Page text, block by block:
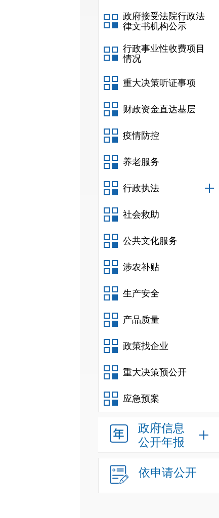
政府接受法院行政法
律文书机构公示
行政事业性收费项目
情况
重大决策听证事项
财政资金直达基层
疫情防控
养老服务
行政执法
社会救助
公共文化服务
涉农补贴
生产安全
产品质量
政策找企业
重大决策预公开
应急预案
政府信息
公开年报
依申请公开